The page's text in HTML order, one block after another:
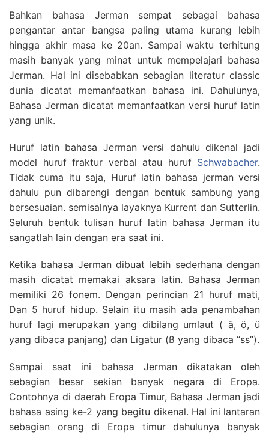
Bahkan bahasa Jerman sempat sebagai bahasa
pengantar antar bangsa paling utama kurang lebih
hingga akhir masa ke 20an. Sampai waktu terhitung
masih banyak yang minat untuk mempelajari bahasa
Jerman. Hal ini disebabkan sebagian literatur classic
dunia dicatat memanfaatkan bahasa ini. Dahulunya,
Bahasa Jerman dicatat memanfaatkan versi huruf latin
yang unik.
Huruf latin bahasa Jerman versi dahulu dikenal jadi
model huruf fraktur verbal atau huruf Schwabacher.
Tidak cuma itu saja, Huruf latin bahasa jerman versi
dahulu pun dibarengi dengan bentuk sambung yang
bersesuaian. semisalnya layaknya Kurrent dan Sutterlin.
Seluruh bentuk tulisan huruf latin bahasa Jerman itu
sangatlah lain dengan era saat ini.
Ketika bahasa Jerman dibuat lebih sederhana dengan
masih dicatat memakai aksara latin. Bahasa Jerman
memiliki 26 fonem. Dengan perincian 21 huruf mati,
Dan 5 huruf hidup. Selain itu masih ada penambahan
huruf lagi merupakan yang dibilang umlaut ( ä, ö, ü
yang dibaca panjang) dan Ligatur (ß yang dibaca “ss”).
Sampai saat ini bahasa Jerman dikatakan oleh
sebagian besar sekian banyak negara di Eropa.
Contohnya di daerah Eropa Timur, Bahasa Jerman jadi
bahasa asing ke-2 yang begitu dikenal. Hal ini lantaran
sebagian orang di Eropa timur dahulunya banyak